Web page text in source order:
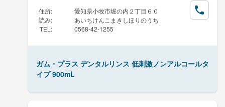
住所:
愛知県小牧市堀の内２丁目６０
読み:
あいちけんこまきしほりのうち
TEL : 0568-42-1255
ガム・プラス デンタルリンス 低刺激ノンアルコールタ
イプ 900mL